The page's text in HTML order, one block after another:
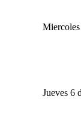
Jueves 6